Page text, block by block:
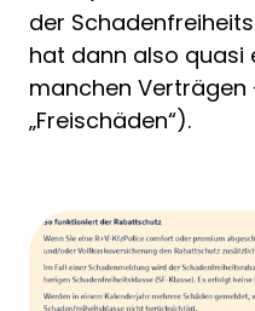
der
hat dann also quasi
manchen Verträgen
„Freischäden“).